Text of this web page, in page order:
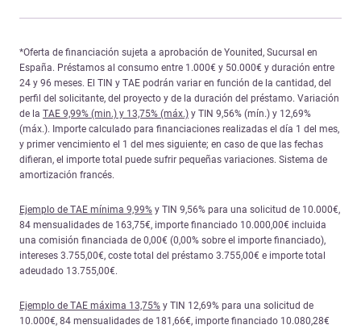
*Oferta de financiación sujeta a aprobación de Younited, Sucursal en
España. Préstamos al consumo entre 1.000€ y 50.000€ y duración entre
24 y 96 meses. El TIN y TAE podrán variar en función de la cantidad, del
perfil del solicitante, del proyecto y de la duración del préstamo. Variación
de la TAE 9,99% (min.) y 13,75% (máx.) y TIN 9,56% (mín.) y 12,69%
(máx.). Importe calculado para financiaciones realizadas el día 1 del mes,
y primer vencimiento el 1 del mes siguiente; en caso de que las fechas
difieran, el importe total puede sufrir pequeñas variaciones. Sistema de
amortización francés.
Ejemplo de TAE mínima 9,99% y TIN 9,56% para una solicitud de 10.000€,
84 mensualidades de 163,75€, importe financiado 10.000,00€ incluida
una comisión financiada de 0,00€ (0,00% sobre el importe financiado),
intereses 3.755,00€, coste total del préstamo 3.755,00€ e importe total
adeudado 13.755,00€.
Ejemplo de TAE máxima 13,75% y TIN 12,69% para una solicitud de
10.000€, 84 mensualidades de 181,66€, importe financiado 10.080,28€